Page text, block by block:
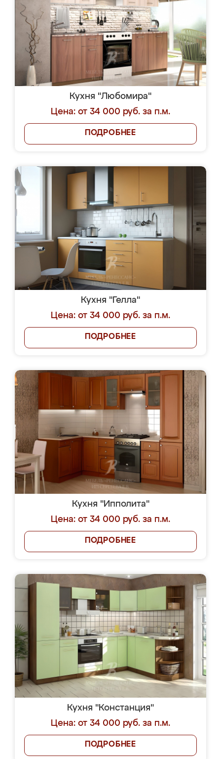
Кухня "Любомира"
Цена: от 34 000 руб. за п.м.
ПОДРОБНЕЕ
Кухня "Гелла"
Цена: от 34 000 руб. за п.м.
ПОДРОБНЕЕ
Кухня "Ипполита"
Цена: от 34 000 руб. за п.м.
ПОДРОБНЕЕ
Кухня "Констанция"
Цена: от 34 000 руб. за п.м.
ПОДРОБНЕЕ